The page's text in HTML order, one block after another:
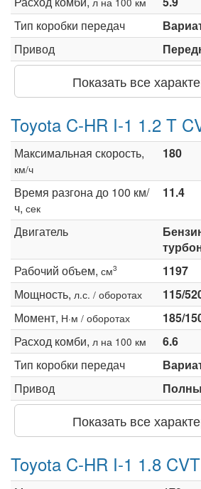
Тип коробки передач
Привод
Показать все
Toyota C-HR I-1 1.2 T
Максимальная скорость,
км/ч
180
Время разгона до 100 км/
ч, сек
11.4
Двигатель
Рабочий объем, см3
1197
Мощность, л.с. / оборотах
115/
Момент, Н·м / оборотах
185/
Расход комби, л на 100 км
6.6
Тип коробки передач
Привод
Показать все
Toyota C-HR I-1 1.8 CVT